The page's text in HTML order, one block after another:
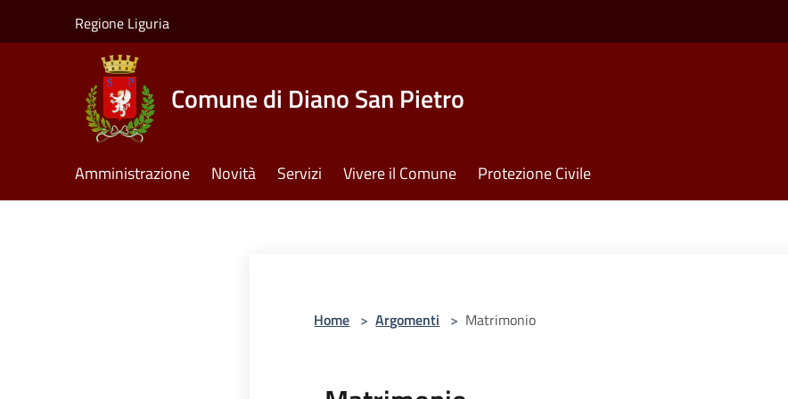
Regione Liguria
Comune di Diano San Pietro
Amministrazione Novità Servizi Vivere il Comune Protezione Civile
Home > Argomenti > Matrimonio